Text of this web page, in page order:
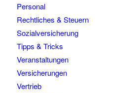
Personal
Rechtliches & Steuern
Sozialversicherung
Tipps & Tricks
Veranstaltungen
Versicherungen
Vertrieb